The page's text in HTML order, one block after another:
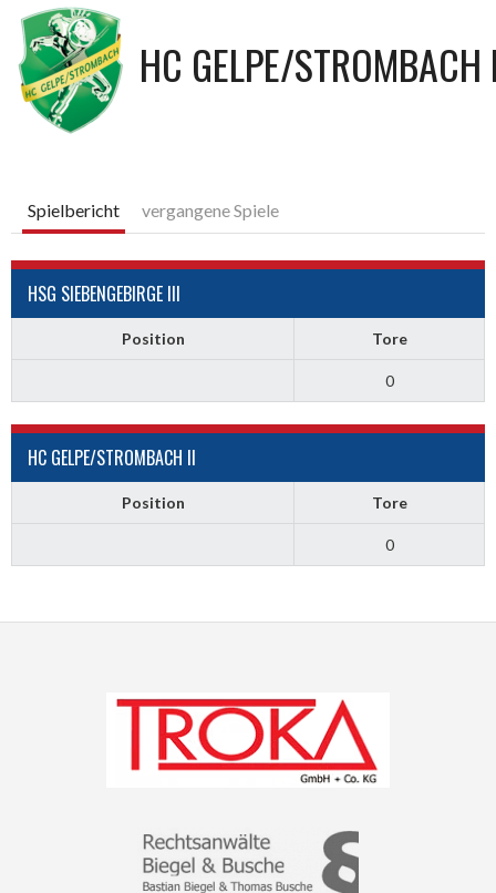
HC GELPE/STROMBACH
Spielbericht vergangene Spiele
HSG SIEBENGEBIRGE III
Position Tore
0
HC GELPE/STROMBACH II
Position Tore
0